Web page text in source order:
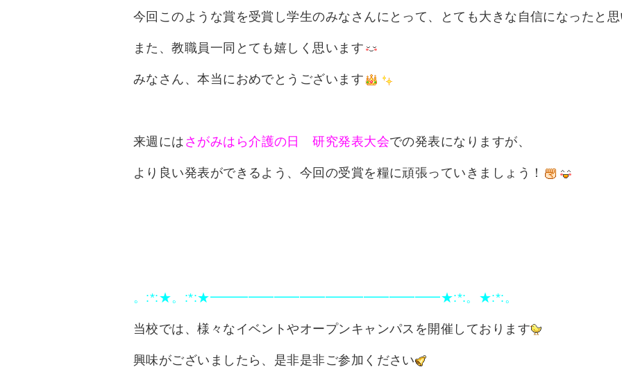
今回このような賞を受賞し学生のみなさんにとって、とても大きな自信になったと
また、教職員一同とても嬉しく思います
みなさん、本当におめでとうございます
来週には さがみはら介護の日 研究発表大会での発表になりますが、
より良い発表ができるよう、今回の受賞を糧に頑張っていきましょう！
。:*:★。:*:★━━━━━━━━━━━━━━━━━━★:*:。★:*:。
当校では、様々なイベントやオープンキャンパスを開催しております
興味がございましたら、是非是非ご参加ください